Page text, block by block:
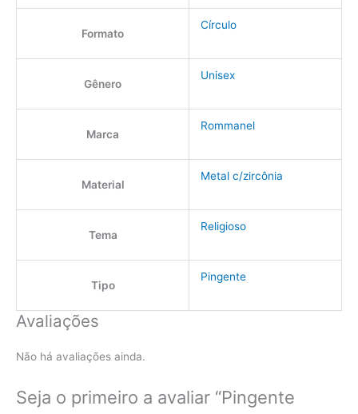
Formato
Círculo
Gênero
Unisex
Marca
Rommanel
Material
Metal c/zircônia
Tema
Religioso
Tipo
Pingente
Avaliações
Não há avaliações ainda.
Seja o primeiro a avaliar “Pingente